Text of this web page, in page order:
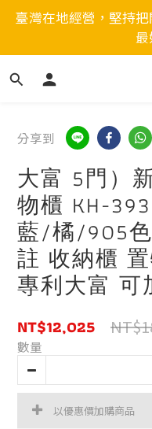
臺灣在地經營，堅持
最
分享到
大富 5門）
物櫃 KH-
藍/橘/905
註 收納櫃
專利大富 可
NT$12,025
數量
以優惠價加購商品